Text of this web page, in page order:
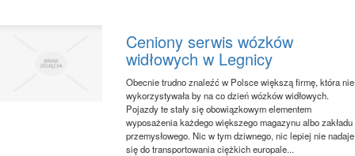
Ceniony serwis wózków
widłowych w Legnicy
Obecnie trudno znaleźć w Polsce większą firmę, która nie
wykorzystywała by na co dzień wózków widłowych.
Pojazdy te stały się obowiązkowym elementem
wyposażenia każdego większego magazynu albo zakładu
przemysłowego. Nic w tym dziwnego, nic lepiej nie nadaje
się do transportowania ciężkich europale...